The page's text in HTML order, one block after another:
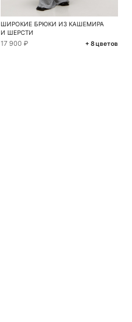
ШИРОКИЕ БРЮКИ ИЗ КАШЕМИРА
И ШЕРСТИ
17 900 ₽ + 8 цветов